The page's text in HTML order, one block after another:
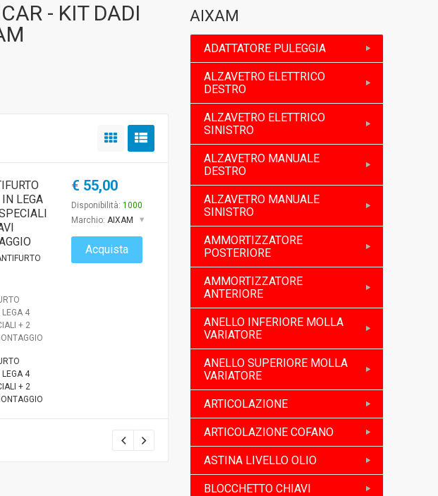
- KIT DADI
LEGA
LEGA 4
+ 2
LEGA 4
+ 2
€ 55,00
Disponibilità: 1000
Marchio: AIXAM
Acquista
AIXAM
ADATTATORE PULEGGIA
ALZAVETRO ELETTRICO
DESTRO
ALZAVETRO ELETTRICO
SINISTRO
ALZAVETRO MANUALE
DESTRO
ALZAVETRO MANUALE
SINISTRO
AMMORTIZZATORE
POSTERIORE
AMMORTIZZATORE
ANTERIORE
ANELLO INFERIORE MOLLA
VARIATORE
ANELLO SUPERIORE MOLLA
VARIATORE
ARTICOLAZIONE
ARTICOLAZIONE COFANO
ASTINA LIVELLO OLIO
BLOCCHETTO CHIAVI